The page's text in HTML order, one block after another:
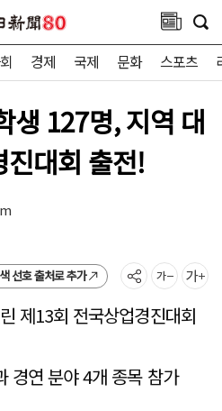
경제 국제 문화 스포츠
생 127명, 지역 대
대회 출전!
선호 출처로 추가
제13회 전국상업경진대회
경연 분야 4개 종목 참가